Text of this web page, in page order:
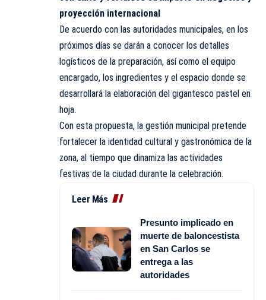
proyección internacional
De acuerdo con las autoridades municipales, en los
próximos días se darán a conocer los detalles
logísticos de la preparación, así como el equipo
encargado, los ingredientes y el espacio donde se
desarrollará la elaboración del gigantesco pastel en
hoja.
Con esta propuesta, la gestión municipal pretende
fortalecer la identidad cultural y gastronómica de la
zona, al tiempo que dinamiza las actividades
festivas de la ciudad durante la celebración.
Leer Más
Presunto implicado en
muerte de baloncestista
en San Carlos se
entrega a las
autoridades